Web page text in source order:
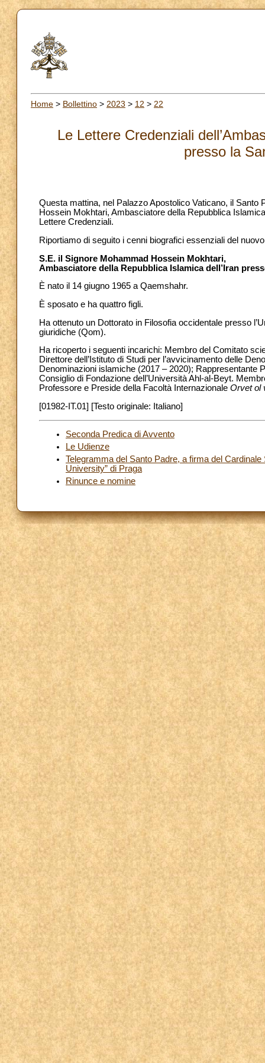
Home > Bollettino > 2023 > 12 > 22
Le Lettere Credenziali
presso la
Questa mattina, nel Palazzo Apostolico Vaticano, il
Hossein Mokhtari, Ambasciatore della Repubblica
Lettere Credenziali.
Riportiamo di seguito i cenni biografici essenziali del
S.E. il Signore Mohammad Hossein Mokhtari,
Ambasciatore della Repubblica Islamica dell’Iran
È nato il 14 giugno 1965 a Qaemshahr.
È sposato e ha quattro figli.
Ha ottenuto un Dottorato in Filosofia occidentale presso
giuridiche (Qom).
Ha ricoperto i seguenti incarichi: Membro del Comitato
Direttore dell’Istituto di Studi per l’avvicinamento delle
Denominazioni islamiche (2017 – 2020); Rappresentante
Consiglio di Fondazione dell’Università Ahl-al-Beyt.
Professore e Preside della Facoltà Internazionale Orvet ol
[01982-IT.01] [Testo originale: Italiano]
Seconda Predica di Avvento
Le Udienze
Telegramma del Santo Padre, a firma del
University” di Praga
Rinunce e nomine